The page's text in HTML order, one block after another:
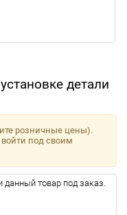
детали
розничные цены).
под своим
товар под заказ.